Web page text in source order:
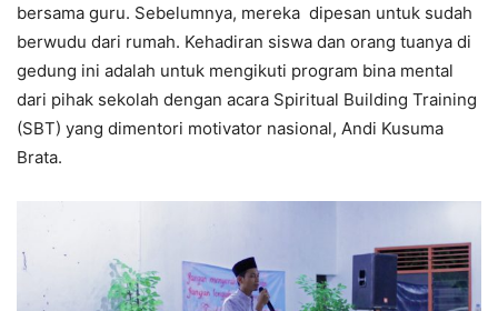
bersama guru. Sebelumnya, mereka dipesan untuk sudah
berwudu dari rumah. Kehadiran siswa dan orang tuanya di
gedung ini adalah untuk mengikuti program bina mental
dari pihak sekolah dengan acara Spiritual Building Training
(SBT) yang dimentori motivator nasional, Andi Kusuma
Brata.